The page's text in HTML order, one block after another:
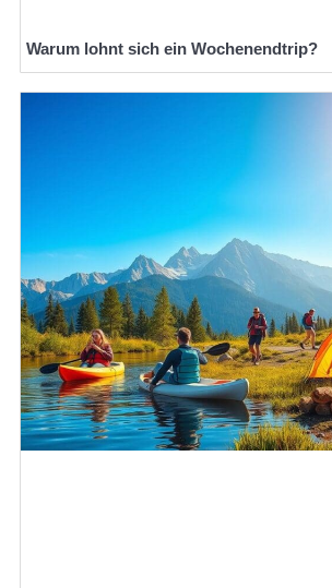
Warum lohnt sich ein Wochenendtrip?